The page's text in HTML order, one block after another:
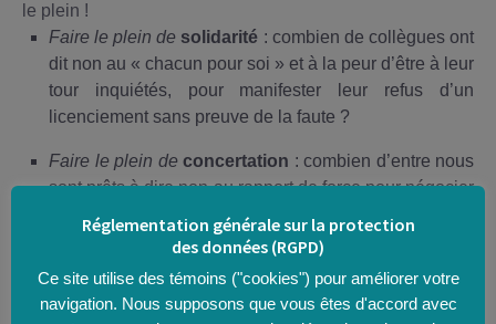
le plein !
Faire le plein de solidarité : combien de collègues ont
dit non au « chacun pour soi » et à la peur d’être à leur
tour inquiétés, pour manifester leur refus d’un
licenciement sans preuve de la faute ?
Faire le plein de concertation : combien d’entre nous
sont prêts à dire non au rapport de force pour négocier
les petits conflits du quotidien ?
d’empathie: combien allons-nous être
aujourd’hui à refuser toute accusation, à garantir la
liberté d’expression de notre voisin et prendre en
Réglementation générale sur la protection
des données (RGPD)
Ce site utilise des témoins ("cookies") pour améliorer votre
navigation. Nous supposons que vous êtes d'accord avec